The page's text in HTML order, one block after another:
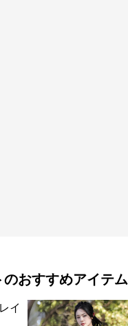
のおすすめアイテム